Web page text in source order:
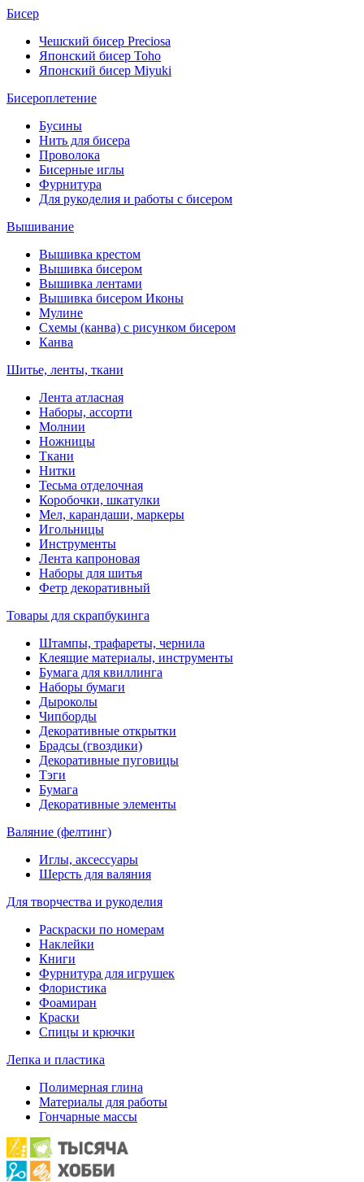
Бисер
Чешский бисер Preciosa
Японский бисер Toho
Японский бисер Miyuki
Бисероплетение
Бусины
Нить для бисера
Проволока
Бисерные иглы
Фурнитура
Для рукоделия и работы с бисером
Вышивание
Вышивка крестом
Вышивка бисером
Вышивка лентами
Вышивка бисером Иконы
Мулине
Схемы (канва) с рисунком бисером
Канва
Шитье, ленты, ткани
Лента атласная
Наборы, ассорти
Молнии
Ножницы
Ткани
Нитки
Тесьма отделочная
Коробочки, шкатулки
Мел, карандаши, маркеры
Игольницы
Инструменты
Лента капроновая
Наборы для шитья
Фетр декоративный
Товары для скрапбукинга
Штампы, трафареты, чернила
Клеящие материалы, инструменты
Бумага для квиллинга
Наборы бумаги
Дыроколы
Чипборды
Декоративные открытки
Брадсы (гвоздики)
Декоративные пуговицы
Тэги
Бумага
Декоративные элементы
Валяние (фелтинг)
Иглы, аксессуары
Шерсть для валяния
Для творчества и рукоделия
Раскраски по номерам
Наклейки
Книги
Фурнитура для игрушек
Флористика
Фоамиран
Краски
Спицы и крючки
Лепка и пластика
Полимерная глина
Материалы для работы
Гончарные массы